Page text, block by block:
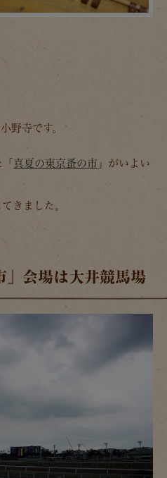
野寺です。
真夏の東京蚤の市 」がいよい
きました。
」会場は大井競馬場